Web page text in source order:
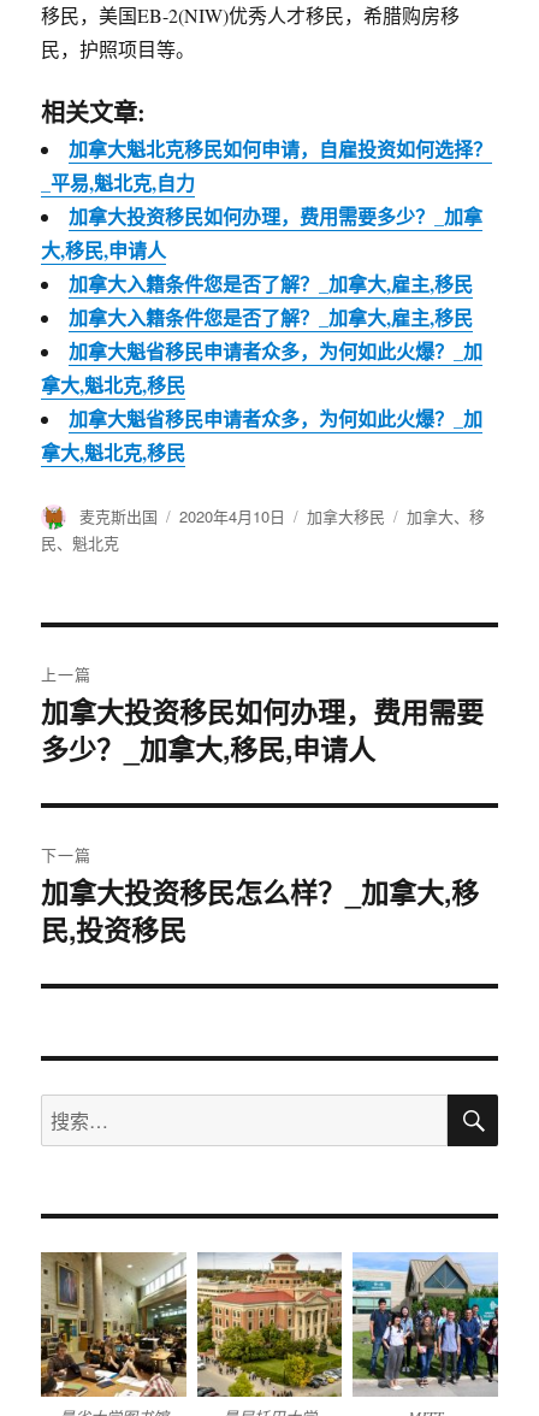
移民，美国EB-2(NIW)优秀人才移民，希腊购房移
民，护照项目等。
相关文章:
加拿大魁北克移民如何申请，自雇投资如何选择？
_平易,魁北克,自力
加拿大投资移民如何办理，费用需要多少？_加拿
大,移民,申请人
加拿大入籍条件您是否了解？_加拿大,雇主,移民
加拿大入籍条件您是否了解？_加拿大,雇主,移民
加拿大魁省移民申请者众多，为何如此火爆？_加
拿大,魁北克,移民
加拿大魁省移民申请者众多，为何如此火爆？_加
拿大,魁北克,移民
作
者
麦克斯出国
发
2020年4月10日
分
加拿大移民
标
加拿大、移
民、 魁北克
章
导
航
上一篇
上
篇
章：
加拿大投资移民如何办理，费用需要
多少？_加拿大,移民,申请人
下一篇
下
篇
章：
加拿大投资移民怎么样？_加拿大,移
民,投资移民
搜
索：
搜